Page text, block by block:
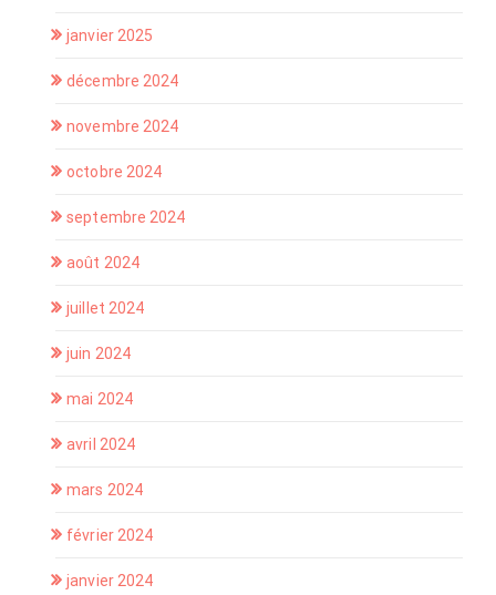
janvier 2025
décembre 2024
novembre 2024
octobre 2024
septembre 2024
août 2024
juillet 2024
juin 2024
mai 2024
avril 2024
mars 2024
février 2024
janvier 2024